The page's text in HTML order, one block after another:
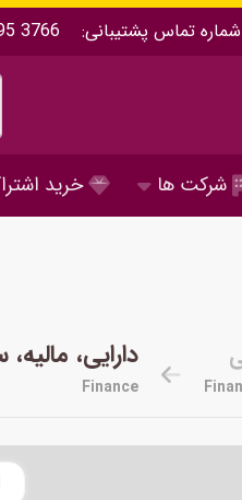
شماره تماس پشتیبانی: 3766
شرکت ها خرید
دارایی،
Finance